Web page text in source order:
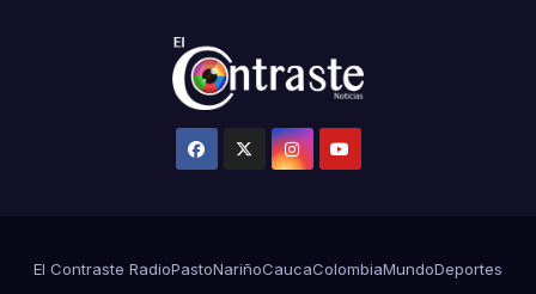
El Contraste RadioPastoNariñoCaucaColombiaMundoDeportes